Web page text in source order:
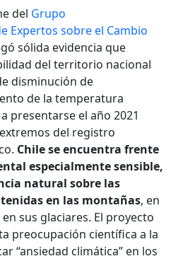
del Grupo
Expertos sobre el Cambio
sólida evidencia que
del territorio nacional
disminución de
de la temperatura
presentarse el año 2021
del registro
Chile se encuentra frente
especialmente sensible,
natural sobre las
en las montañas, en
sus glaciares. El proyecto
preocupación científica a la
“ansiedad climática” en los